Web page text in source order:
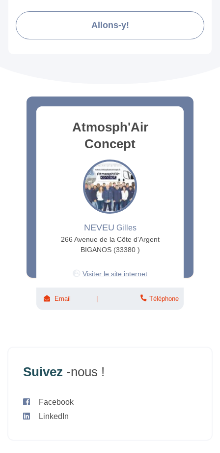
Allons-y!
Atmosph'Air
Concept
NEVEU Gilles
266 Avenue de la Côte d'Argent
BIGANOS (33380 )
Visiter le site internet
Email Téléphone
Suivez -nous !
Facebook
LinkedIn